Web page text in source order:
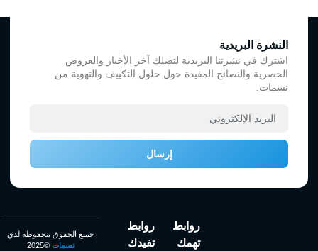
روابط
تهمك
روابط
تفيدك
جميع الحقوق محفوظة لدي
نسمات©2025
النشرة البريدية
اشترك في نشرتنا البريدية لتصلك آخر الأخبار والعروض
الحصرية والنصائح المفيدة حول حلول التكييف والتهوية من
نسمات.
إرسال